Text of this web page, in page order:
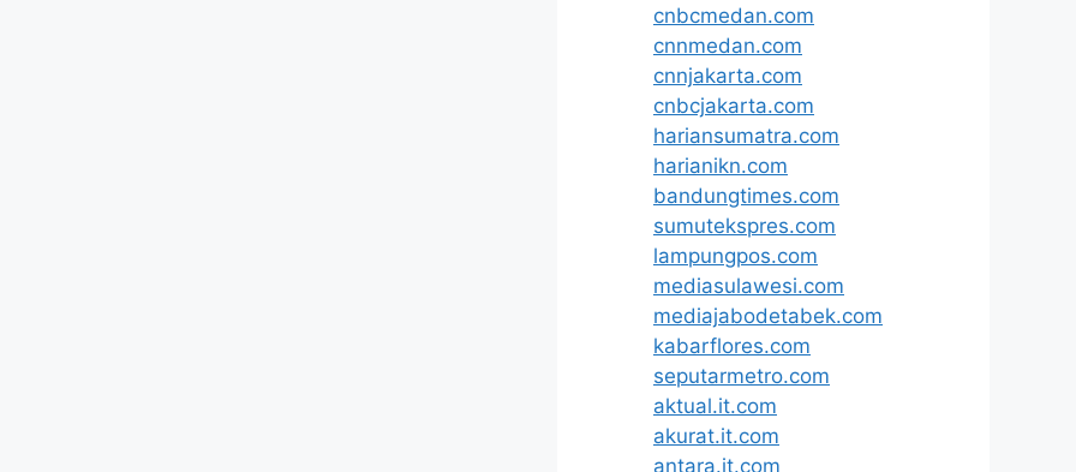
cnbcmedan.com
cnnmedan.com
cnnjakarta.com
cnbcjakarta.com
hariansumatra.com
harianikn.com
bandungtimes.com
sumutekspres.com
lampungpos.com
mediasulawesi.com
mediajabodetabek.com
kabarflores.com
seputarmetro.com
aktual.it.com
akurat.it.com
antara.it.com